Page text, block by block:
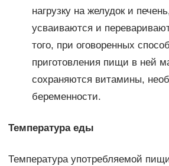
нагрузку на желудок и
усваиваются и
того, при оговоренных
приготовления пищи в ней
сохраняются витамины,
беременности.
Температура еды
Температура употребляемой